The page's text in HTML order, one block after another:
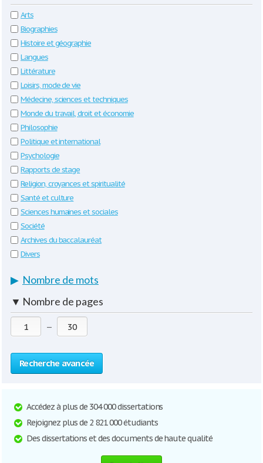
Arts
Biographies
Histoire et géographie
Langues
Littérature
Loisirs, mode de vie
Médecine, sciences et techniques
Monde du travail, droit et économie
Philosophie
Politique et international
Psychologie
Rapports de stage
Religion, croyances et spiritualité
Santé et culture
Sciences humaines et sociales
Société
Archives du baccalauréat
Divers
▶ Nombre de mots
▼ Nombre de pages
—
Recherche avancée
Accédez à plus de 304 000 dissertations
Rejoignez plus de 2 821 000 étudiants
Des dissertations et des documents de haute qualité